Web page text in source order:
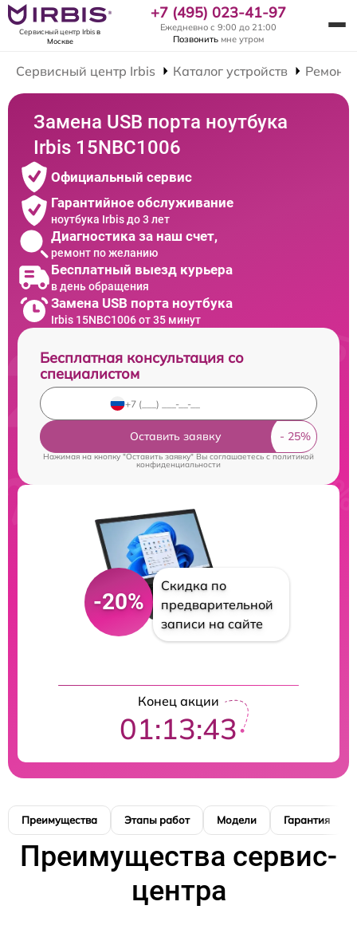
Сервисный центр Irbisв
Москве
+7 (495) 023-41-97
Ежедневно с 9:00 до 21:00
Позвонить мне утром
Сервисный центр Irbis Каталог устройств Ремонт
Замена USB порта ноутбука
Irbis 15NBC1006
Официальный сервис
Гарантийное обслуживание
ноутбука Irbis до 3 лет
Диагностика за наш счет,
ремонт по желанию
Бесплатный выезд курьера
в день обращения
Замена USB порта ноутбука
Irbis 15NBC1006 от 35 минут
Бесплатная консультация со
специалистом
Оставить заявку
Нажимая на кнопку "Оставить заявку" Вы соглашаетесь c политикой
конфиденциальности
-20%
Скидка по
предварительной
записи на сайте
Конец акции
01:13:42
Преимущества Этапы работ Модели Гарантия
Преимущества сервис-
центра